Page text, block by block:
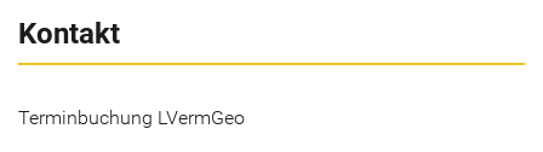
Kontakt
Terminbuchung LVermGeo